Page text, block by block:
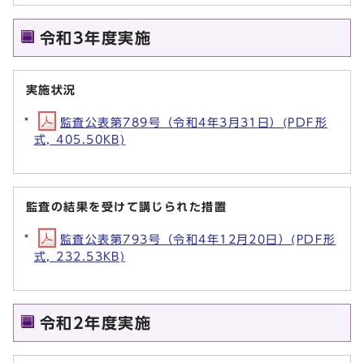
令和3年度実施
実施状況
監査公表第789号（令和4年3月31日）(PDF形
式, 405.50KB)
監査の結果を受けて講じられた措置
監査公表第793号（令和4年12月20日）(PDF形
式, 232.53KB)
令和2年度実施